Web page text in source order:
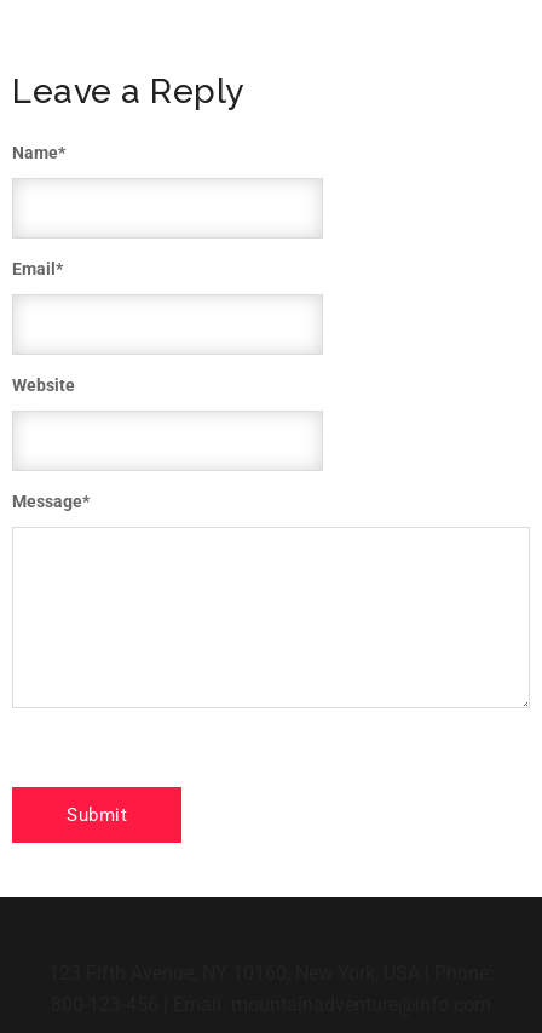
Leave a Reply
Message*
Name*
Email*
Website